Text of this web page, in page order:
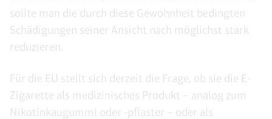
sollte man die durch diese Gewohnheit bedingten
Schädigungen seiner Ansicht nach möglichst stark
reduzieren.
Für die EU stellt sich derzeit die Frage, ob sie die E-
Zigarette als medizinisches Produkt – analog zum
Nikotinkaugummi oder -pflaster – oder als